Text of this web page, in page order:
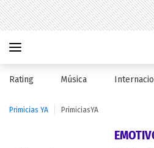
Rating Música
Primicias YA PrimiciasYA